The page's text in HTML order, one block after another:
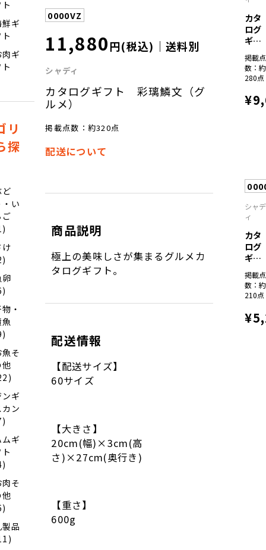
ギ
ギ
リ
探
い
・
そ
ギ
ン
ギ
そ
品
0000VZ
11,880円(税込)｜送料別
シャディ
カタログギフト 彩璃鱗文（グ
ルメ）
掲載点数：約320点
配送について
商品説明
極上の美味しさが集まるグルメカ
タログギフト。
配送情報
【配送サイズ】
60サイズ
【大きさ】
20cm(幅)×3cm(高
さ)×27cm(奥行き)
【重さ】
600g
カタ
ログ
ギフ
彩...
掲載点
数：約
280点
シャデ
ィ
カタ
ログ
ギフ
彩...
掲載点
数：約
210点